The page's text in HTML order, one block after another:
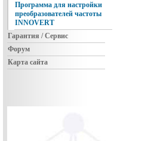
Программа для настройки
преобразователей частоты
INNOVERT
Гарантия / Сервис
Форум
Карта сайта